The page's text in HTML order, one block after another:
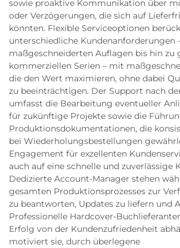
sowie proaktive Kommunikation über
oder Verzögerungen, die sich auf
könnten. Flexible Serviceoptionen
unterschiedliche Kundenanforderungen
maßgeschneiderten Auflagen bis hin
kommerziellen Serien – mit
die den Wert maximieren, ohne dabei
zu beeinträchtigen. Der Support nach
umfasst die Bearbeitung eventueller
für zukünftige Projekte sowie die
Produktionsdokumentationen, die
bei Wiederholungsbestellungen
Engagement für exzellenten
auch auf eine schnelle und zuverlässige
Dedizierte Account-Manager stehen
gesamten Produktionsprozesses zur
zu beantworten, Updates zu liefern und
Professionelle Hardcover-
Erfolg von der Kundenzufriedenheit
motiviert sie, durch überlegene